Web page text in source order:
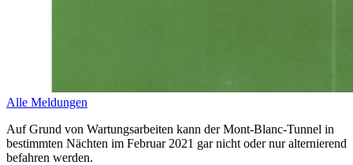
Alle Meldungen
Auf Grund von Wartungsarbeiten kann der Mont­-Blanc­-Tunnel in
bestimmten Nächten im Februar 2021 gar nicht oder nur alternierend
befahren werden.